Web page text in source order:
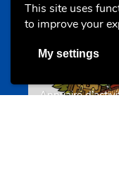
This site uses
to improve your
My settings
Annuaire